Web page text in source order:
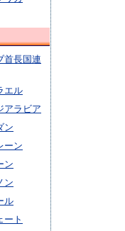
首長国連
エル
アラビア
ン
ーン
ン
ン
ル
ート